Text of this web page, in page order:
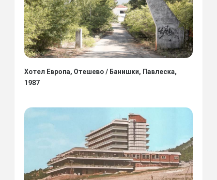
Хотел Европа, Отешево / Банишки, Павлеска,
1987